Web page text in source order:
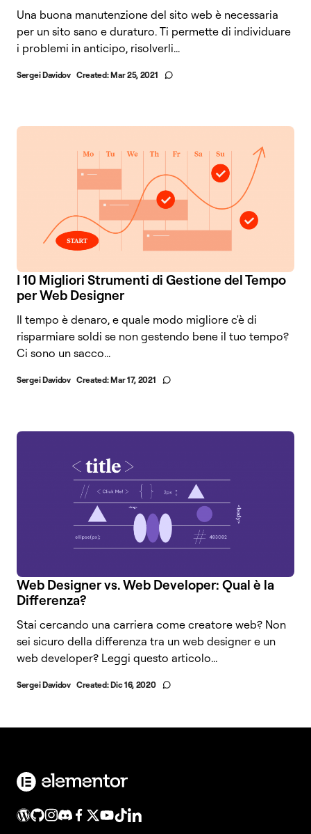
Una buona manutenzione del sito web è necessaria
per un sito sano e duraturo. Ti permette di individuare
i problemi in anticipo, risolverli...
Sergei Davidov Created:Mar 25, 2021
I 10 Migliori Strumenti di Gestione del Tempo
per Web Designer
Il tempo è denaro, e quale modo migliore c'è di
risparmiare soldi se non gestendo bene il tuo tempo?
Ci sono un sacco...
Sergei Davidov Created:Mar 17, 2021
Web Designer vs. Web Developer: Qual è la
Differenza?
Stai cercando una carriera come creatore web? Non
sei sicuro della differenza tra un web designer e un
web developer? Leggi questo articolo...
Sergei Davidov Created:Dic 16, 2020